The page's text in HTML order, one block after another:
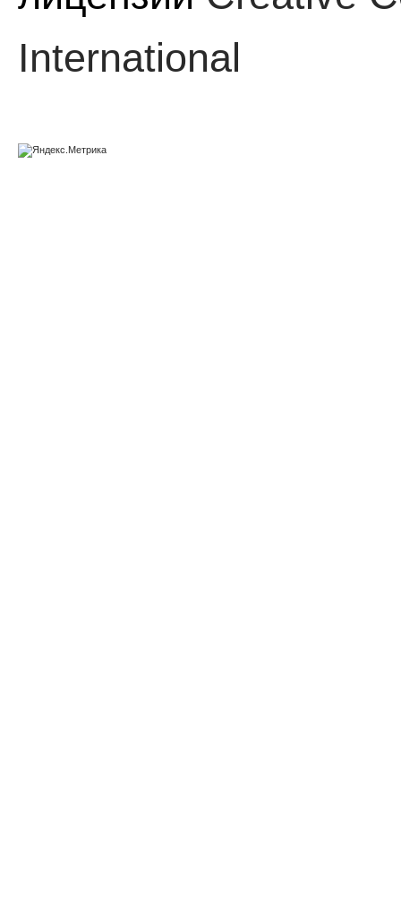
International